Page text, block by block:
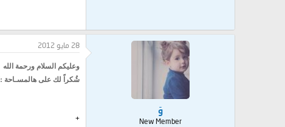
وَ
New Member
28 مايو 2012
وعليكم السلام ورحمة الله
شُكراً لك على هالمسـاحة :047:
+